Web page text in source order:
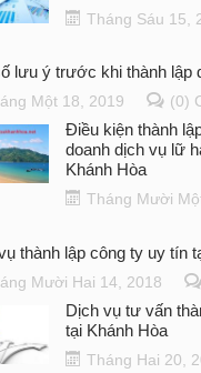
Tháng Sáu 15,
lưu ý trước khi thành lập
Một 18, 2019 (0)
Điều kiện thành
doanh dịch vụ lữ
Khánh Hòa
Tháng Mười
thành lập công ty uy tín
Mười Hai 14, 2018
Dịch vụ tư vấn
tại Khánh Hòa
Tháng Hai 20,